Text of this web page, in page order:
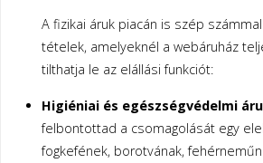
A fizikai áruk piacán is szép
tételek, amelyeknél a webáruház
tilthatja le az elállási funkciót:
Higiéniai és egészségvédelmi
felbontottad a csomagolását egy
fogkefének, borotvának,